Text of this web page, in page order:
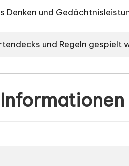
Denken und
und Regeln gespielt